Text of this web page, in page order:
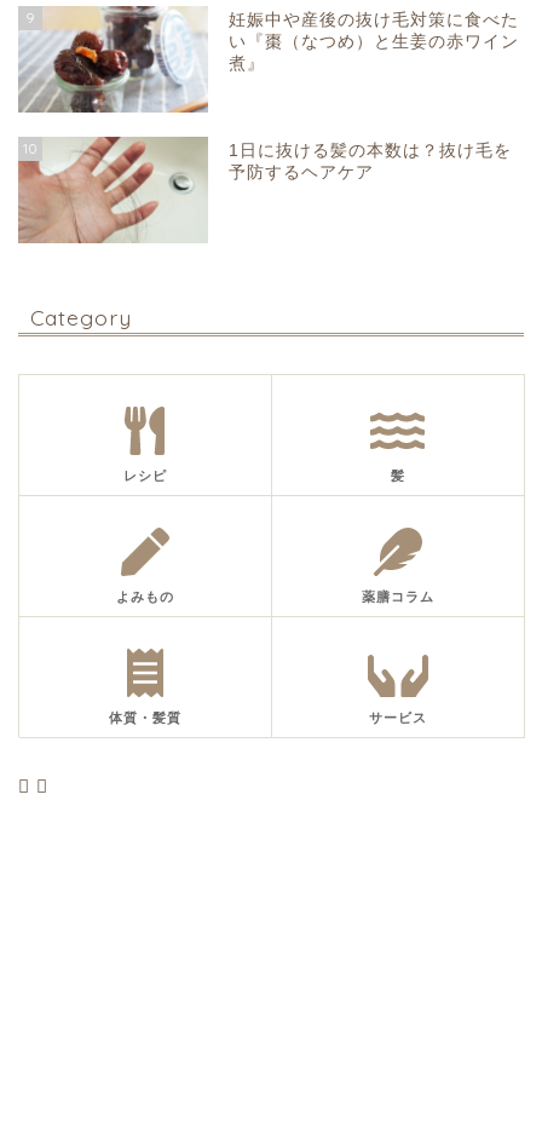
9
妊娠中や産後の抜け毛対策に食べた
い『棗（なつめ）と生姜の赤ワイン
煮』
10
1日に抜ける髪の本数は？抜け毛を
予防するヘアケア
Category
レシピ 髪
よみもの 薬膳コラム
体質・髪質 サービス